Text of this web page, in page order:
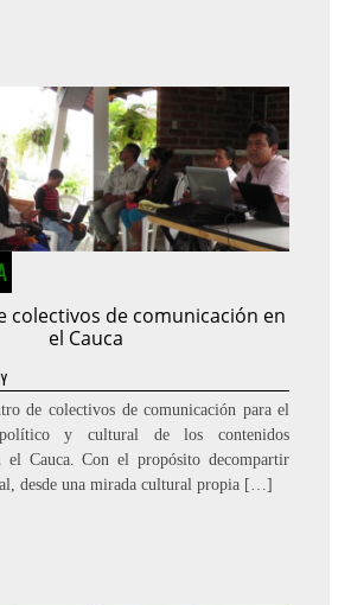
colectivos de comunicación en
el Cauca
de colectivos de comunicación para el
político y cultural de los contenidos
el Cauca. Con el propósito decompartir
desde una mirada cultural propia […]